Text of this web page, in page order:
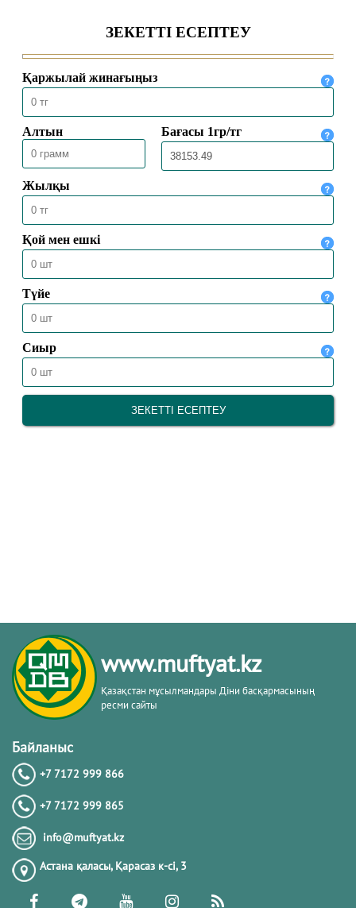
04.08.2026 2005
БАС МҮФТИ ТӨРАЛҚА МӘЖІЛІСІН
ӨТКІЗДІ
31.07.2026
www.muftyat.kz
Қазақстан мұсылмандары Діни басқармасының
ресми сайты
Байланыс
+7 7172 999 866
+7 7172 999 865
info@muftyat.kz
Астана қаласы, Қарасаз к-сi, 3